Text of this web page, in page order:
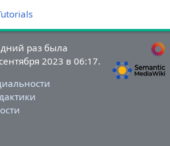
раз была
2023 в 06:17.